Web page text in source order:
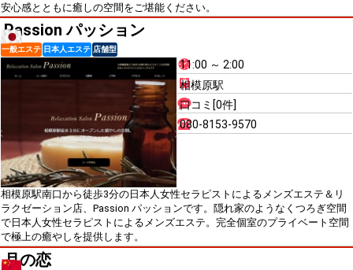
安心感とともに癒しの空間をご堪能ください。
Passion パッション
一般エステ 日本人エステ 店舗型
11:00 ～ 2:00
相模原駅
口コミ[0件]
080-8153-9570
相模原駅南口から徒歩3分の日本人女性セラピストによるメンズエステ＆リ
ラクゼーション店、Passion パッションです。隠れ家のようなくつろぎ空間
で日本人女性セラピストによるメンズエステ。完全個室のプライベート空間
で極上の癒やしを提供します。
月の恋